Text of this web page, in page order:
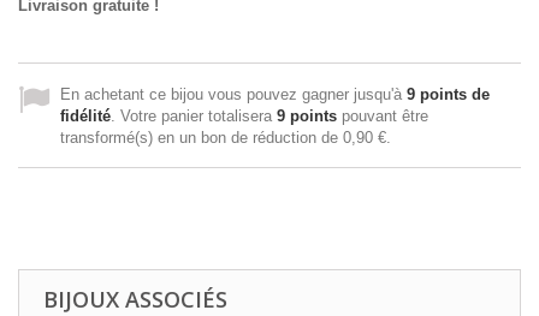
Livraison gratuite !
En achetant ce bijou vous pouvez gagner jusqu'à 9 points de
fidélité. Votre panier totalisera 9 points pouvant être
transformé(s) en un bon de réduction de 0,90 €.
BIJOUX ASSOCIÉS